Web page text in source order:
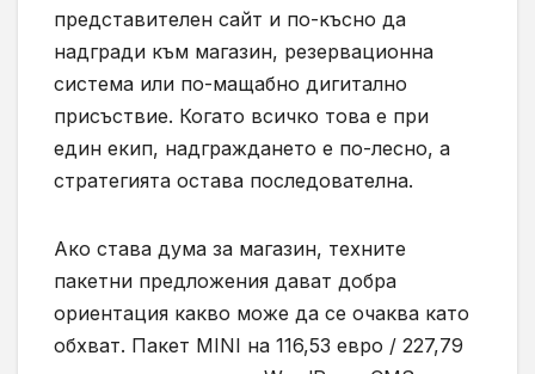
представителен сайт и по-късно да
надгради към магазин, резервационна
система или по-мащабно дигитално
присъствие. Когато всичко това е при
един екип, надграждането е по-лесно, а
стратегията остава последователна.
Ако става дума за магазин, техните
пакетни предложения дават добра
ориентация какво може да се очаква като
обхват. Пакет MINI на 116,53 евро / 227,79